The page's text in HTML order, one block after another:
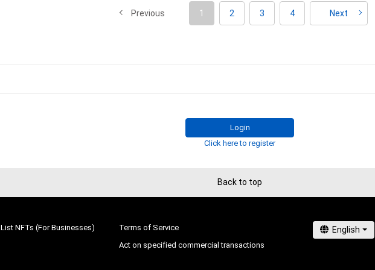
Previous 1 2 3 4 Next
Login
Click here to register
Back to top
List NFTs (For Businesses)
Terms of Service
Act on specified commercial transactions